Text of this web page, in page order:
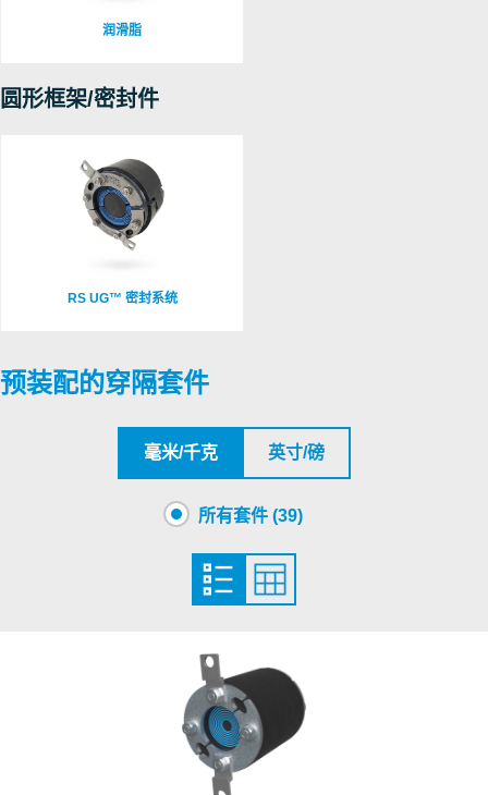
润滑脂
圆形框架/密封件
RS UG™ 密封系统
预装配的穿隔套件
毫米/千克 英寸/磅
所有套件 (39)